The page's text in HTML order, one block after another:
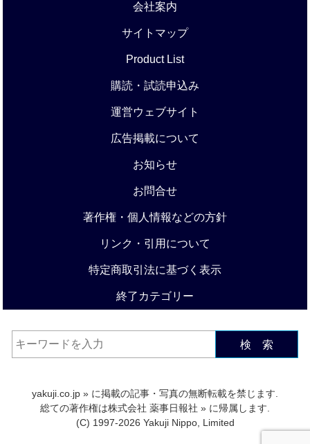
会社案内
サイトマップ
Product List
購読・試読申込み
運営ウェブサイト
広告掲載について
お知らせ
お問合せ
著作権・個人情報などの方針
リンク・引用について
特定商取引法に基づく表示
終了カテゴリー
検 索
yakuji.co.jp » に掲載の記事・写真の無断転載を禁じます.
総ての著作権は株式会社 薬事日報社 » に帰属します.
(C) 1997-2026 Yakuji Nippo, Limited